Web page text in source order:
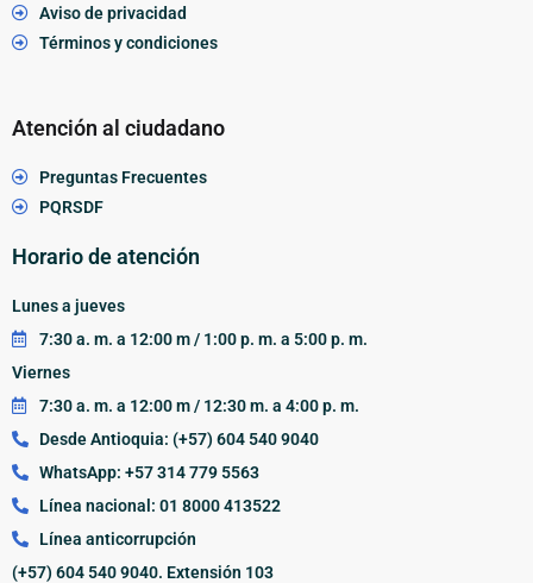
Aviso de privacidad
Términos y condiciones
Atención al ciudadano
Preguntas Frecuentes
PQRSDF
Horario de atención
Lunes a jueves
7:30 a. m. a 12:00 m / 1:00 p. m. a 5:00 p. m.
Viernes
7:30 a. m. a 12:00 m / 12:30 m. a 4:00 p. m.
Desde Antioquia: (+57) 604 540 9040
WhatsApp: +57 314 779 5563
Línea nacional: 01 8000 413522
Línea anticorrupción
(+57) 604 540 9040. Extensión 103